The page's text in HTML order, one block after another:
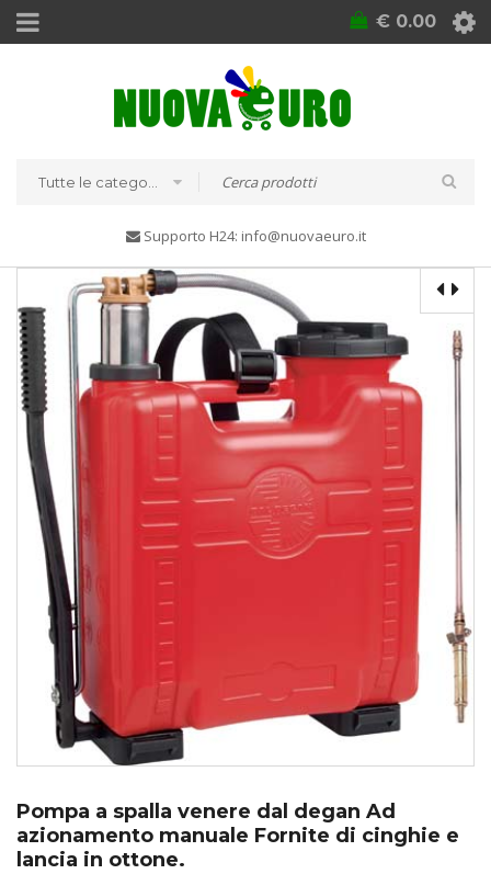
€ 0.00
Supporto H24: info@nuovaeuro.it
Pompa a spalla venere dal degan Ad
azionamento manuale Fornite di cinghie e
lancia in ottone.